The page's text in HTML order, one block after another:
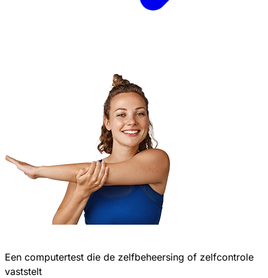
Een computertest die de zelfbeheersing of zelfcontrole
vaststelt